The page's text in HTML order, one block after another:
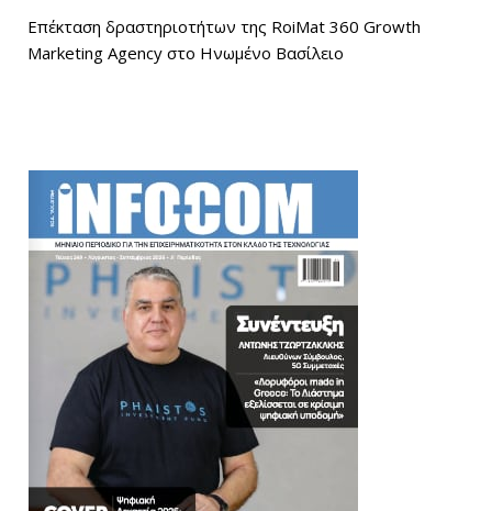
Επέκταση δραστηριοτήτων της RoiMat 360 Growth
Marketing Agency στο Ηνωμένο Βασίλειο